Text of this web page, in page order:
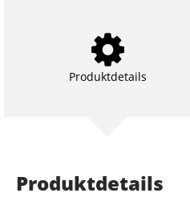
Produktdetails
Produktdetails